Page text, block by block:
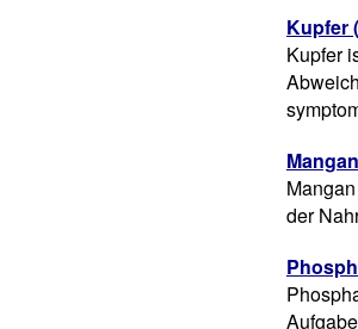
Kupfer
Kupfer
der